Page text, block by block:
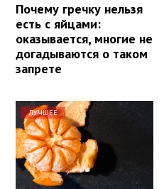
Почему гречку нельзя
есть с яйцами:
оказывается, многие не
догадываются о таком
запрете
ЛУЧШЕЕ